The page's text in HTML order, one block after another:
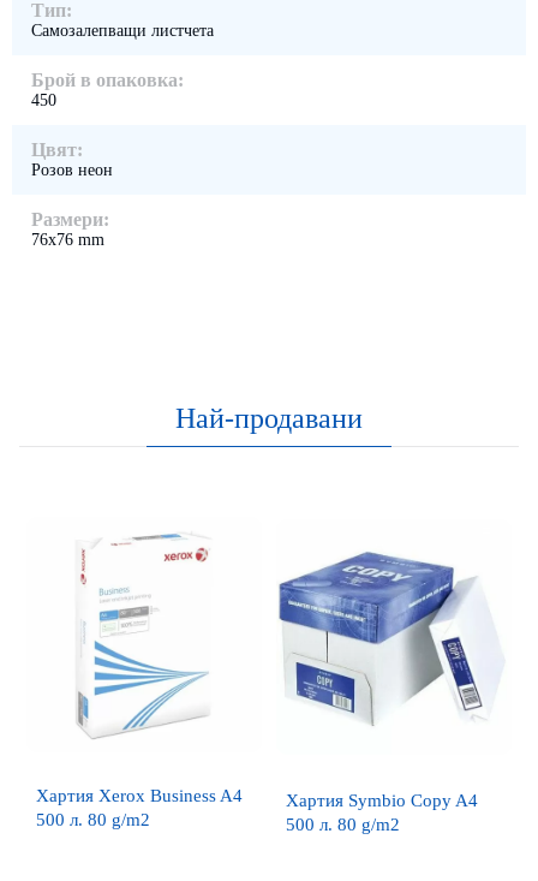
Тип:
Самозалепващи листчета
Брой в опаковка:
450
Цвят:
Розов неон
Размери:
76x76 mm
Най-продавани
Хартия Xerox Business A4
500 л. 80 g/m2
Хартия Symbio Copy A4
500 л. 80 g/m2